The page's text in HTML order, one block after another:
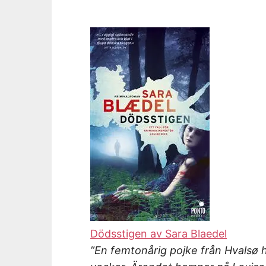
Dödsstigen av Sara Blaedel
”En femtonårig pojke från